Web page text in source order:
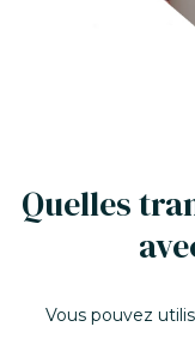
Quelles
Vous pouvez